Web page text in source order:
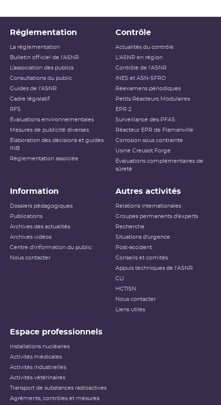
Réglementation
La réglementation
Bulletin officiel de l'ASNR
L’association des publics
Consultations du public
Guides de l'ASNR
Cadre législatif
RFS
Évaluations environnementales
Mesures de publicité diverses
Élaboration des décisions et guides
INB
Réglementation associée
Contrôle
Actualités du contrôle
L'ASNR en région
Contrôle de l'ASNR
INES et ASN-SFRO
Réexamens périodiques
Petits Réacteurs Modulaires
EPR 2
Surveillance des PFAS
Réacteur EPR de Flamanville
Corrosion sous contrainte
Usine Creusot Forge
Évaluations complémentaires de
sûreté
Information
Dossiers pédagogiques
Publications
Archives des actualités
Archives vidéos
Centre d'information du public
Nous contacter
Autres activités
Relations internationales
Groupes permanents d'experts
Recherche
Situations d'urgence
Post-accident
Conseils et comités
Appuis techniques de l'ASNR
CLI
HCTISN
Nous contacter
Liens utiles
Espace professionnels
Installations nucléaires
Activités médicales
Activités industrielles
Activités vétérinaires
Transport de substances radioactives
Agréments, contrôles et mesures